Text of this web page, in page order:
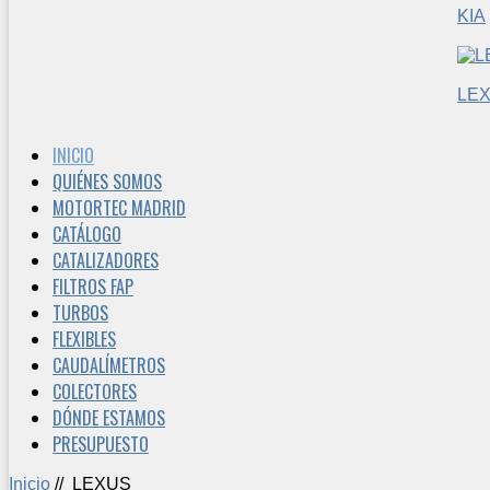
KIA
INICIO
QUIÉNES SOMOS
MOTORTEC MADRID
CATÁLOGO
CATALIZADORES
FILTROS FAP
TURBOS
FLEXIBLES
CAUDALÍMETROS
COLECTORES
DÓNDE ESTAMOS
PRESUPUESTO
Inicio // LEXUS